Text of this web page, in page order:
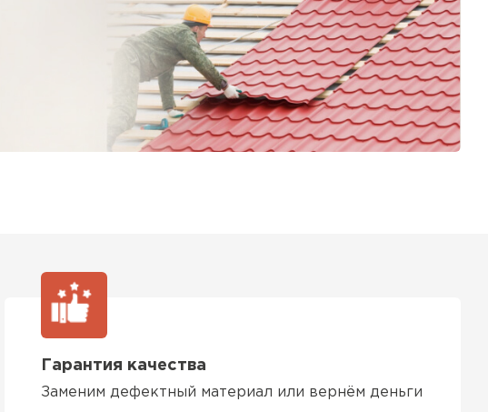
Гарантия качества
Заменим дефектный материал или вернём деньги